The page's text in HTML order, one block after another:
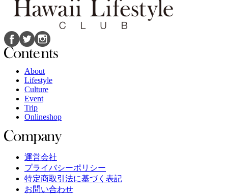
About
Lifestyle
Culture
Event
Trip
Onlineshop
運営会社
プライバシーポリシー
特定商取引法に基づく表記
お問い合わせ